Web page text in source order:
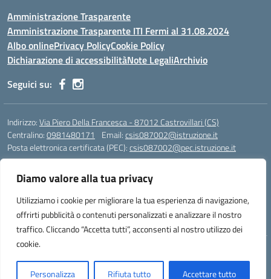
Diamo valore alla tua privacy
Utilizziamo i cookie per migliorare la tua esperienza di navigazione,
offrirti pubblicità o contenuti personalizzati e analizzare il nostro
traffico. Cliccando “Accetta tutti”, acconsenti al nostro utilizzo dei
cookie.
Personalizza Rifiuta tutto Accettare tutto
Amministrazione Trasparente
Amministrazione Trasparente ITI Fermi al 31.08.2024
Albo onlinePrivacy PolicyCookie Policy
Dichiarazione di accessibilitàNote LegaliArchivio
Seguici su:
Indirizzo:Via Piero Della Francesca - 87012 Castrovillari (CS)
Centralino:0981480171 Email:csis087002@istruzione.it
Posta elettronica certificata (PEC):csis087002@pec.istruzione.it
Codice meccanografico:CSIS087002
Codice Indice delle Pubbliche Amministrazioni (IPA): PNG4CA8K
Codice unico di fatturazione (CUF): R8N7JA